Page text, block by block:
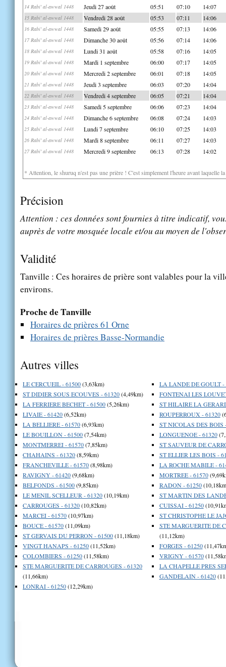
14 Rabi' al-awwal 1448 Jeudi 27 août 05:51 07:10 14:07
15 Rabi' al-awwal 1448 Vendredi 28 août 05:53 07:11 14:06
16 Rabi' al-awwal 1448 Samedi 29 août 05:55 07:13 14:06
17 Rabi' al-awwal 1448 Dimanche 30 août 05:56 07:14 14:06
18 Rabi' al-awwal 1448 Lundi 31 août 05:58 07:16 14:05
19 Rabi' al-awwal 1448 Mardi 1 septembre 06:00 07:17 14:05
20 Rabi' al-awwal 1448 Mercredi 2 septembre 06:01 07:18 14:05
21 Rabi' al-awwal 1448 Jeudi 3 septembre 06:03 07:20 14:04
22 Rabi' al-awwal 1448 Vendredi 4 septembre 06:05 07:21 14:04
23 Rabi' al-awwal 1448 Samedi 5 septembre 06:06 07:23 14:04
24 Rabi' al-awwal 1448 Dimanche 6 septembre 06:08 07:24 14:03
25 Rabi' al-awwal 1448 Lundi 7 septembre 06:10 07:25 14:03
26 Rabi' al-awwal 1448 Mardi 8 septembre 06:11 07:27 14:03
27 Rabi' al-awwal 1448 Mercredi 9 septembre 06:13 07:28 14:02
* Attention, le shuruq n'est pas une prière ! C'est simplement l'heure avant laquelle
Précision
Attention : ces données sont fournies à titre indicatif,
auprès de votre mosquée locale et/ou au moyen de
Validité
Tanville : Ces horaires de prière sont valables pour la
environs.
Proche de Tanville
Horaires de prières 61 Orne
Horaires de prières Basse-Normandie
Autres villes
LE CERCUEIL - 61500(3,63km)
ST DIDIER SOUS ECOUVES - 61320(4,49km)
LA FERRIERE BECHET - 61500(5,26km)
LIVAIE - 61420(6,52km)
LA BELLIERE - 61570(6,93km)
LE BOUILLON - 61500(7,54km)
MONTMERREI - 61570(7,85km)
CHAHAINS - 61320(8,59km)
FRANCHEVILLE - 61570(8,98km)
RAVIGNY - 61420(9,68km)
BELFONDS - 61500(9,85km)
LE MENIL SCELLEUR - 61320(10,19km)
CARROUGES - 61320(10,82km)
MARCEI - 61570(10,97km)
BOUCE - 61570(11,09km)
ST GERVAIS DU PERRON - 61500(11,18km)
VINGT HANAPS - 61250(11,52km)
COLOMBIERS - 61250(11,58km)
STE MARGUERITE DE CARROUGES - 61320
(11,66km)
LONRAI - 61250(12,29km)
LA LANDE DE GOULT -
FONTENAI LES
ST HILAIRE LA
ROUPERROUX - 61320
ST NICOLAS DES BOIS
LONGUENOE - 61320
ST SAUVEUR DE
ST ELLIER LES BOIS -
LA ROCHE MABILE -
MORTREE - 61570
RADON - 61250
ST MARTIN DES
CUISSAI - 61250
ST CHRISTOPHE LE
STE MARGUERITE DE
(11,12km)
FORGES - 61250
VRIGNY - 61570
LA CHAPELLE PRES
GANDELAIN - 61420